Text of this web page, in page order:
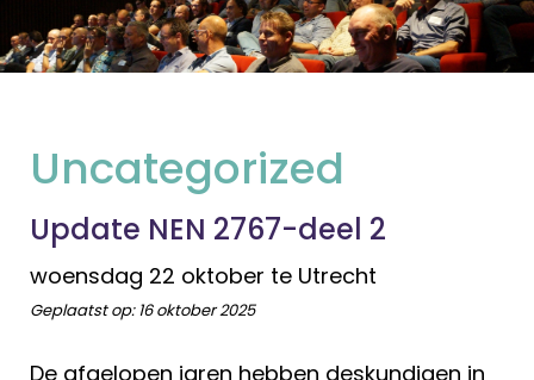
Uncategorized
Update NEN 2767-deel 2
woensdag 22 oktober te Utrecht
Geplaatst op:16 oktober 2025
De afgelopen jaren hebben deskundigen in